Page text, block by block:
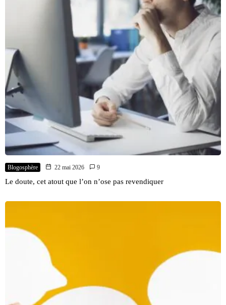
Blogosphère 22 mai 2026 9
Le doute, cet atout que l’on n’ose pas revendiquer